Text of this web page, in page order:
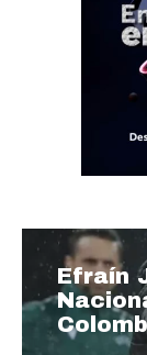
Efraín